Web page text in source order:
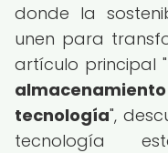
donde la
unen para
artículo principal "
tecnología",
tecnología